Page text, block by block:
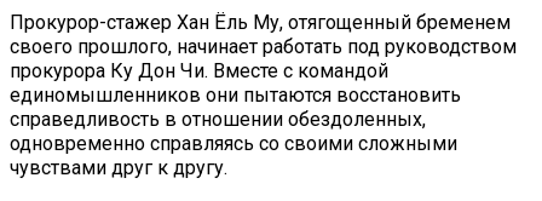
Прокурор-стажер Хан Ёль Му, отягощенный бременем
своего прошлого, начинает работать под руководством
прокурора Ку Дон Чи. Вместе с командой
единомышленников они пытаются восстановить
справедливость в отношении обездоленных,
одновременно справляясь со своими сложными
чувствами друг к другу.